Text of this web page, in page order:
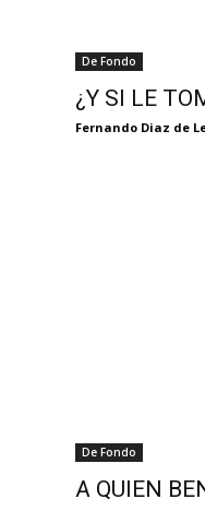
De Fondo
¿Y SI LE
Fernando Diaz de
De Fondo
A QUIEN